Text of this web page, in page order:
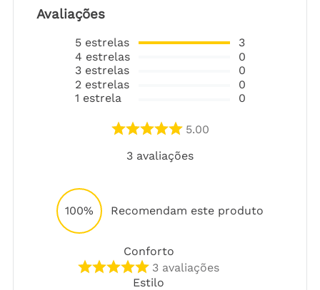
Avaliações
5 estrelas
4 estrelas
3 estrelas
2 estrelas
1 estrela
3
0
0
0
0
5.00
3 avaliações
100% Recomendam este produto
Conforto
3 avaliações
Estilo